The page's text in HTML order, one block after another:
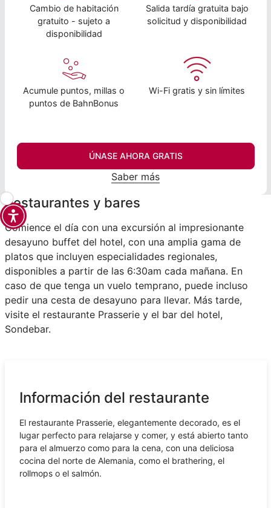
Cambio de habitación
gratuito - sujeto a
disponibilidad
Salida tardía gratuita bajo
solicitud y disponibilidad
Acumule puntos, millas o
puntos de BahnBonus
Wi-Fi gratis y sin límites
ÚNASE AHORA GRATIS
Saber más
Restaurantes y bares
Comience el día con una excursión al impresionante
desayuno buffet del hotel, con una amplia gama de
platos que incluyen especialidades regionales,
disponibles a partir de las 6:30am cada mañana. En
caso de que tenga un vuelo temprano, puede incluso
pedir una cesta de desayuno para llevar. Más tarde,
visite el restaurante Prasserie y el bar del hotel,
Sondebar.
Información del restaurante
El restaurante Prasserie, elegantemente decorado, es el
lugar perfecto para relajarse y comer, y está abierto tanto
para el almuerzo como para la cena, con una deliciosa
cocina del norte de Alemania, como el brathering, el
rollmops o el salmón.